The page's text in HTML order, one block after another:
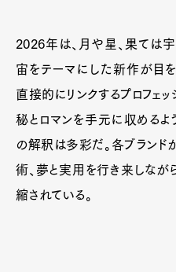
2026年は、月や星、果ては
宙をテーマにした新作が目
直接的にリンクするプロフェ
秘とロマンを手元に収めるよ
の解釈は多彩だ。各ブランド
術、夢と実用を行き来しなが
縮されている。